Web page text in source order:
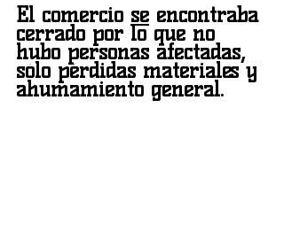
El comercio se encontraba
cerrado por lo que no
hubo personas afectadas,
sólo pérdidas materiales y
ahumamiento general.